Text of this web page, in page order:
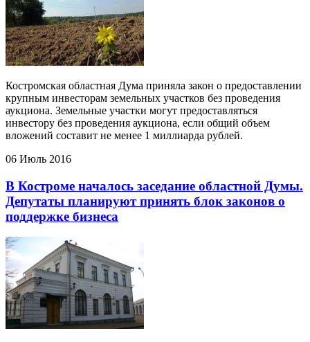
Костромская областная Дума приняла закон о предоставлении
крупным инвесторам земельных участков без проведения
аукциона. Земельные участки могут предоставляться
инвестору без проведения аукциона, если общий объем
вложений составит не менее 1 миллиарда рублей.
06 Июль 2016
В Костроме началось заседание областной Думы.
Депутаты планируют принять блок законов о
поддержке бизнеса